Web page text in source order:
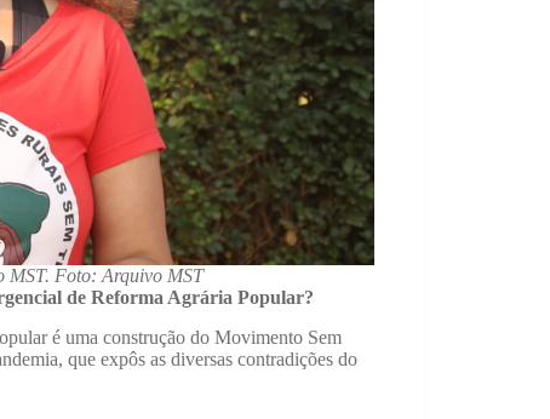
MST. Foto: Arquivo MST
de Reforma Agrária Popular?
é uma construção do Movimento Sem
que expôs as diversas contradições do